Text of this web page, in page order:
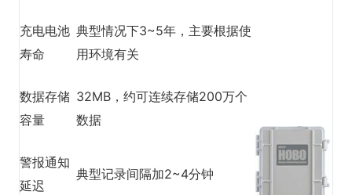
充电电池
寿命
典型情况下3~5年，主要根据使
用环境有关
数据存储
容量
32MB，约可连续存储200万个
数据
警报通知
延迟
典型记录间隔加2~4分钟